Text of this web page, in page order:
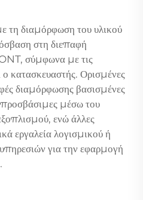
τη διαμόρφωση του υλικού
στη διεπαφή
ONT, σύμφωνα με τις
ο κατασκευαστής. Ορισμένες
διαμόρφωσης βασισμένες
προσβάσιμες μέσω του
ενώ άλλες
εργαλεία λογισμικού ή
για την εφαρμογή